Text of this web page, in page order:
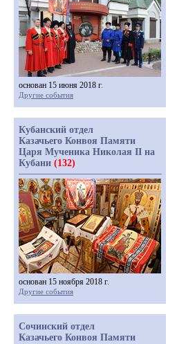
основан 15 июня 2018 г.
Другие события
Кубанский отдел
Казачьего Конвоя Памяти
Царя Мученика Николая II на
Кубани (132)
основан 15 ноября 2018 г.
Другие события
Сочинский отдел
Казачьего Конвоя Памяти